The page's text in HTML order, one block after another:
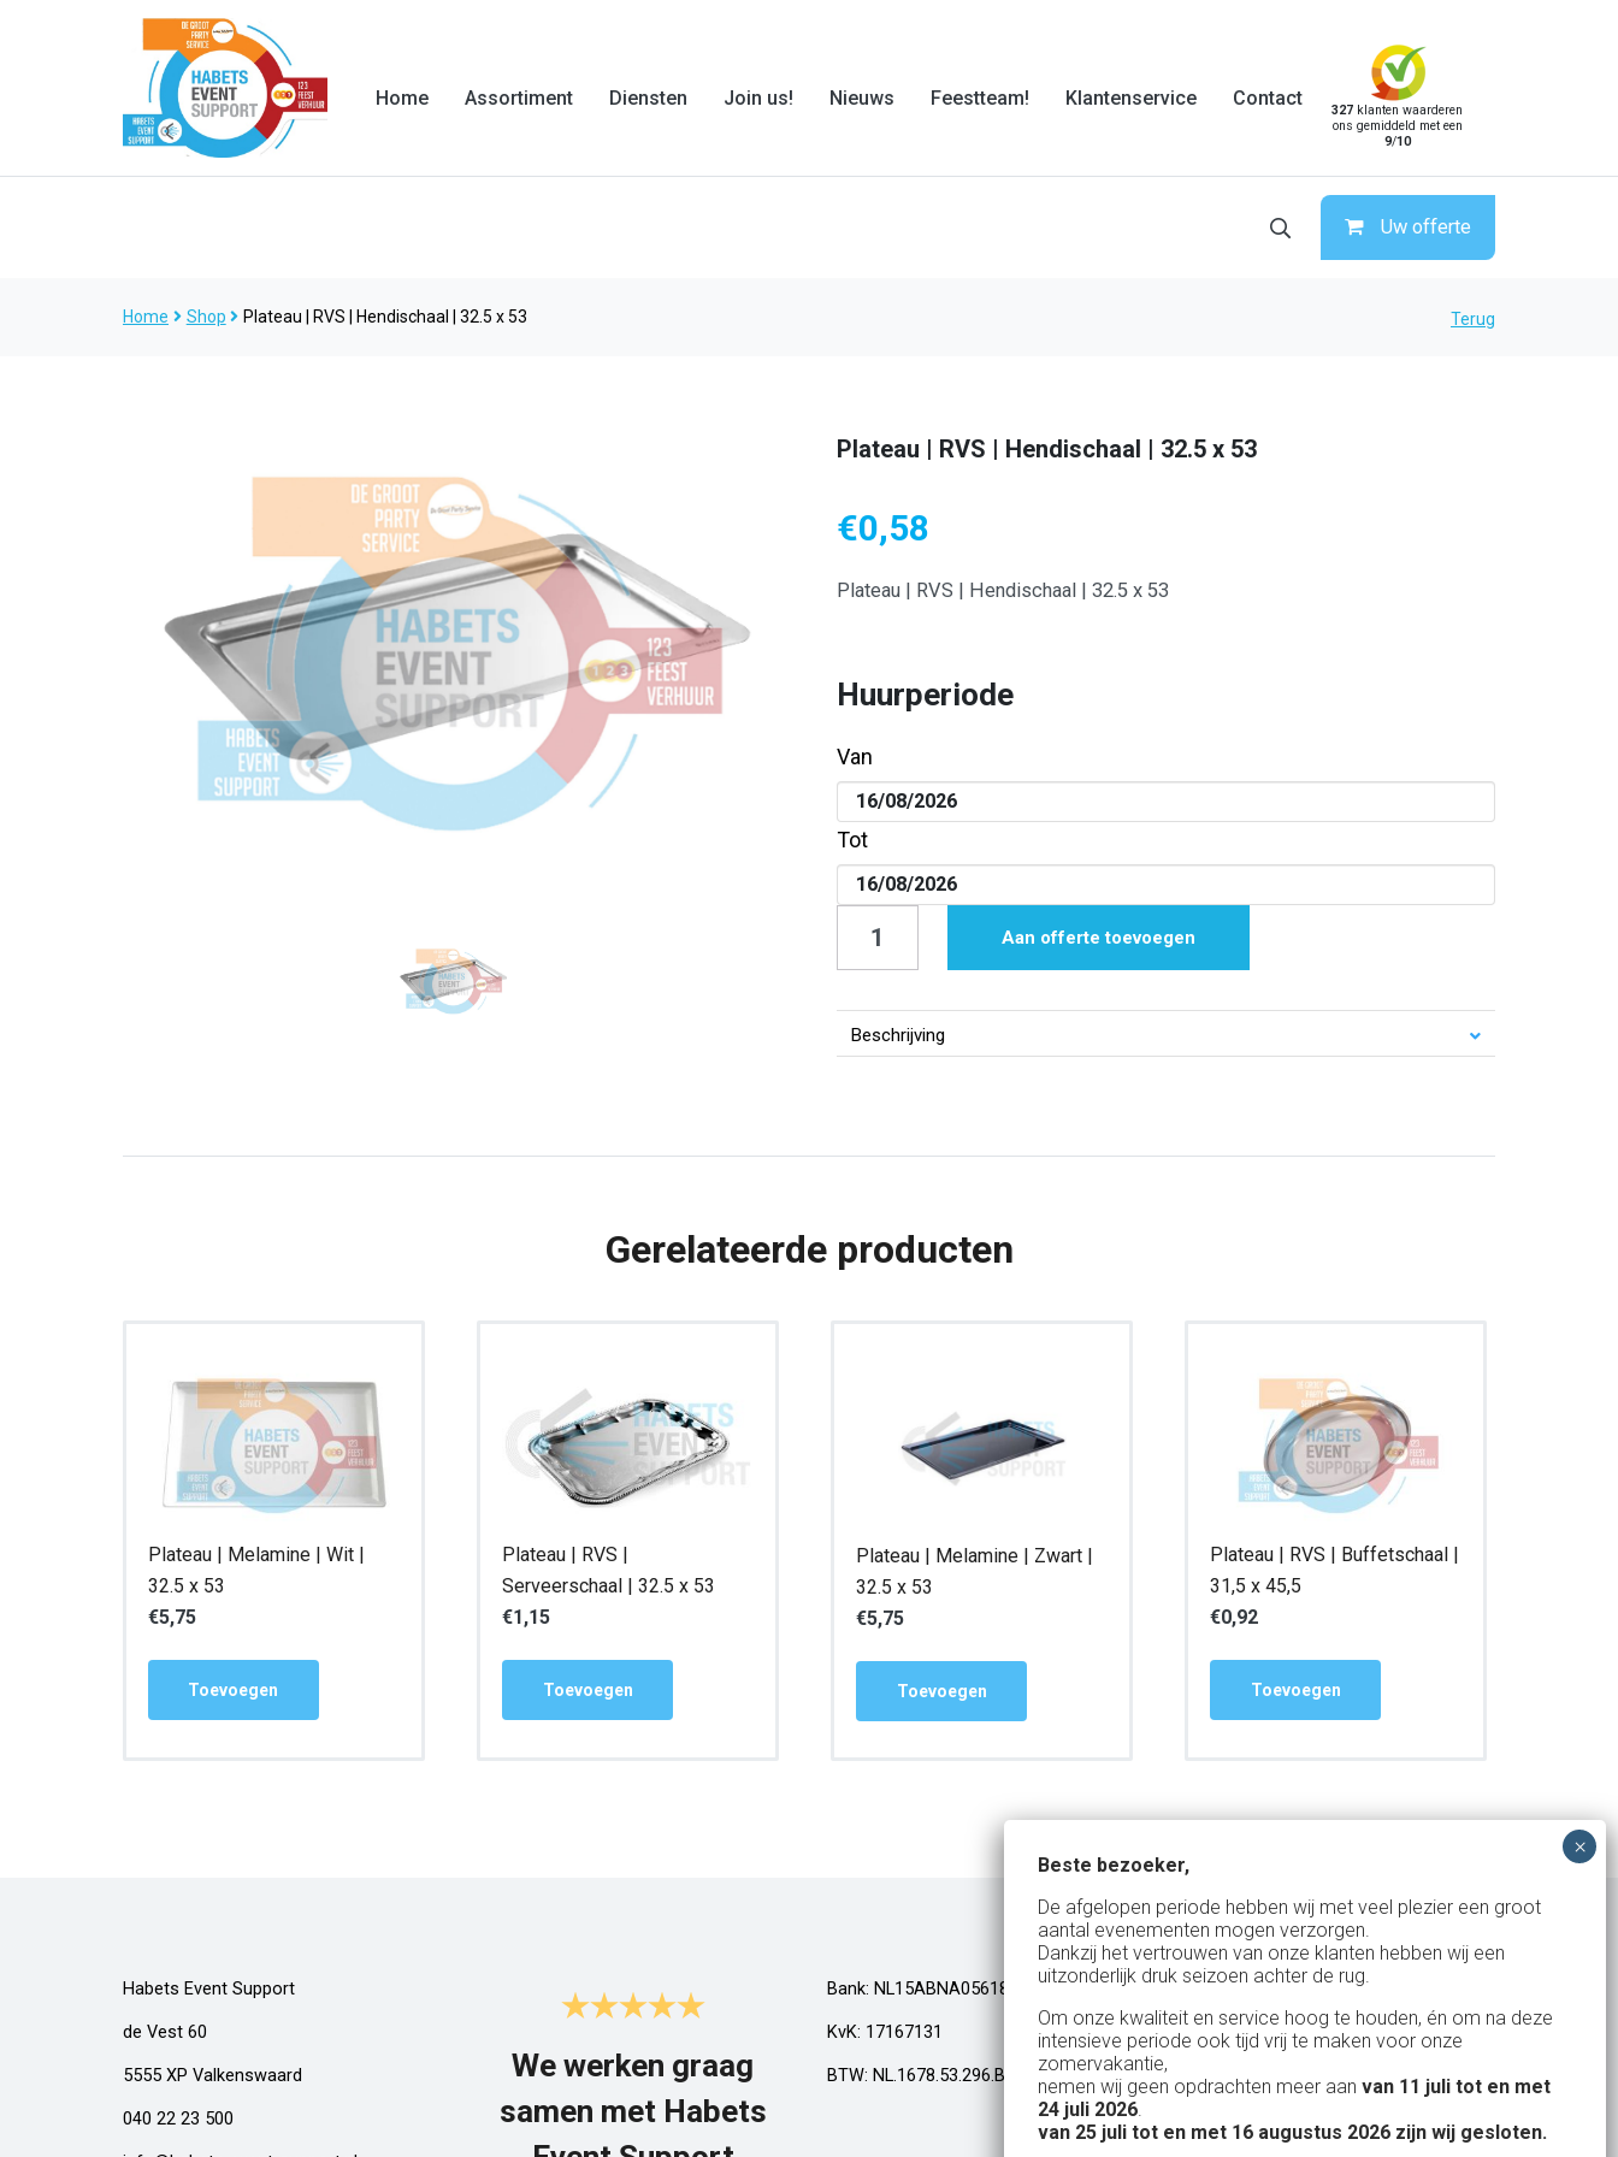
Home Assortiment Diensten Join us! Nieuws Feestteam! Klantenservice Contact
327 klanten waarderen
ons gemiddeld met een
9/10
Uw offerte
Home Shop Plateau | RVS | Hendischaal | 32.5 x 53 Terug
Plateau | RVS | Hendischaal | 32.5 x 53
€0,58
Plateau | RVS | Hendischaal | 32.5 x 53
Huurperiode
Van
Tot
Hendischaal
aantal
Aan offerte toevoegen
Beschrijving
Gerelateerde producten
Plateau | Melamine | Wit |
32.5 x 53
€5,75
Toevoegen
Plateau | RVS |
Serveerschaal | 32.5 x 53
€1,15
Toevoegen
Plateau | Melamine | Zwart |
32.5 x 53
€5,75
Toevoegen
Plateau | RVS | Buffetschaal |
31,5 x 45,5
€0,92
Toevoegen
Habets Event Support
de Vest 60
5555 XP Valkenswaard
040 22 23 500
We werken graag
samen met Habets
Top!
Al een aantal jaar huren wij in Geldrop
een kamphuis met vrienden. We huren
Bank: NL15ABNA0561810710
KvK: 17167131
BTW: NL.1678.53.296.B01
Uw partner in:
Evenementen verhuur
Beste bezoeker,
De afgelopen periode hebben wij met veel plezier een groot
aantal evenementen mogen verzorgen.
Dankzij het vertrouwen van onze klanten hebben wij een
uitzonderlijk druk seizoen achter de rug.
Om onze kwaliteit en service hoog te houden, én om na deze
intensieve periode ook tijd vrij te maken voor onze
zomervakantie,
nemen wij geen opdrachten meer aan van 11 juli tot en met
24 juli 2026.
van 25 juli tot en met 16 augustus 2026 zijn wij gesloten.